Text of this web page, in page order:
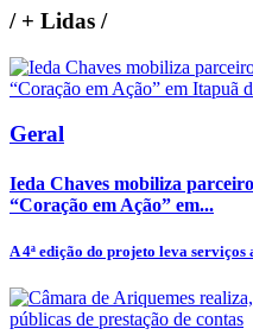
/+ Lidas /
Geral
Ieda Chaves mobiliza
“Coração em Ação” em...
A 4ª edição do projeto leva serviços